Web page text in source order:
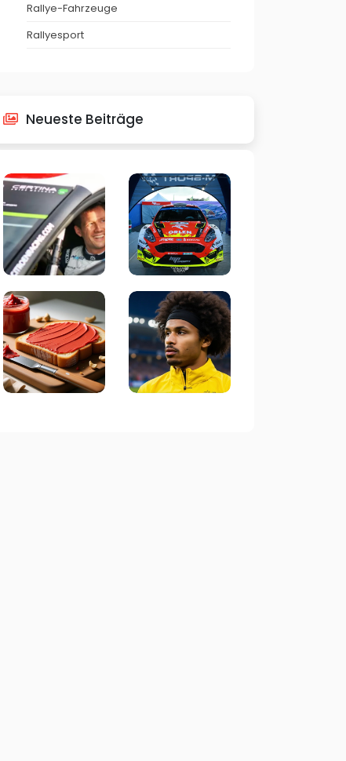
Rallye-Fahrzeuge
Rallyesport
Neueste Beiträge